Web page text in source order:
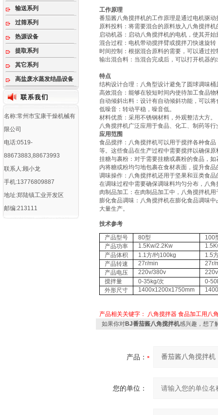
输送系列
过筛系列
热源设备
提取系列
其它系列
高盐废水蒸发结晶设备
名称:常州市宝康干燥机械有
限公司
电话:0519-
88673883,88673993
联系人:顾小龙
手机:13776809887
地址:郑陆镇工业开发区
邮编:213111
工作原理
番茄酱八角搅拌机的工作原理‌是通过电机驱
原料投料‌：将需要混合的原料放入八角搅拌机
启动机器‌：启动八角搅拌机的电机，使其开始
混合过程‌：电机带动搅拌臂或搅拌刀快速旋
时间控制‌：根据混合原料的需要，可以通过
输出混合料‌：当混合完成后，可以打开机器
特点
结构设计合理‌：八角型设计避免了圆球调味
高效混合‌：能够在较短时间内使待加工食品
自动倾斜出料‌：设计有自动倾斜功能，可以将
‌低噪音‌：转动平稳，噪音低。
‌材料优质‌：采用不锈钢材料，外观整洁大方‌。
八角搅拌机广泛应用于食品、化工、制药等
‌应用范围
食品搅拌‌：八角搅拌机可以用于搅拌各种食
等。这些食品在生产过程中需要搅拌以确保原
挂糖与裹粉‌：对于需要挂糖或裹粉的食品，
内将糖或粉均匀地包裹在食材表面，提升食品
调味操作‌：八角搅拌机还用于坚果和豆类食
在调味过程中需要确保调味料均匀分布，八
肉制品加工‌：在肉制品加工中，八角搅拌机
膨化食品调味‌：八角搅拌机在膨化食品调味
大量生产‌。
技术参考
产品型号
80型
100
产品功率
1.5Kw/2.2Kw
产品体积
1.1方/约100kg
1.5
产品转速
27r/min
27r/
产品电压
220v/380v
搅拌量
0-35kg/次
0-
外形尺寸
1400x1200x1750mm
产品相关关键字： 八角搅拌器 食品加工用八
如果你对BJ番茄酱八角搅拌机感兴趣，想了
产品：
您的单位：